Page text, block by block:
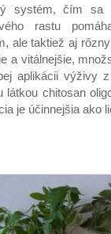
systém, čím sa
rastu
ale taktiež aj
a vitálnejšie,
aplikácii výživy
látkou chitosan
je účinnejšia ako